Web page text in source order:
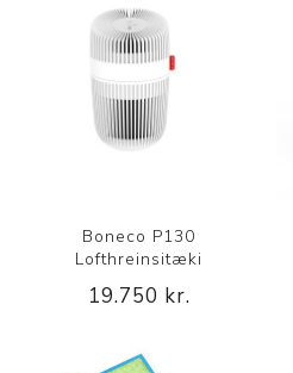
Boneco P130
Lofthreinsitæki
19.750 kr.